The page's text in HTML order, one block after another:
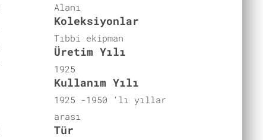
Alanı
Koleksiyonlar
Tıbbi ekipman
Üretim Yılı
1925
Kullanım Yılı
1925 -1950 ‘lı yıllar
arası
Tür